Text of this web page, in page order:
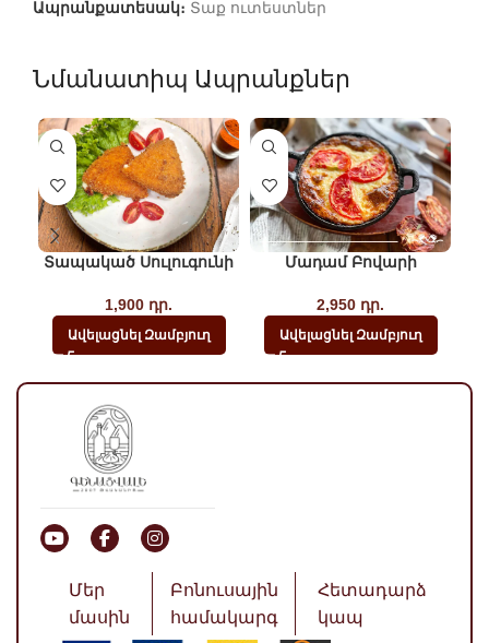
Ապրանքատեսակ։ Տաք ուտեստներ
Նմանատիպ Ապրանքներ
Տապակած Սուլուգունի
1,900 դր.
Ավելացնել Զամբյուղ
Մադամ Բովարի
2,950 դր.
Ավելացնել Զամբյուղ
Մեր
մասին
Բոնուսային
համակարգ
Հետադարձ
կապ